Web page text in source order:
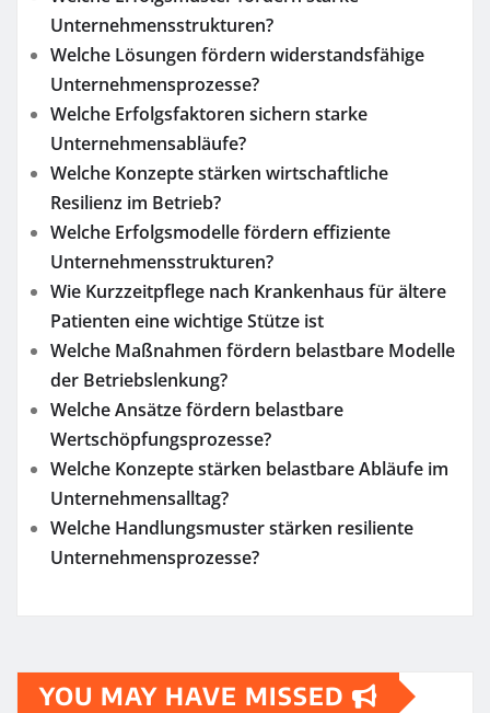
Unternehmensstrukturen?
Welche Lösungen fördern widerstandsfähige
Unternehmensprozesse?
Welche Erfolgsfaktoren sichern starke
Unternehmensabläufe?
Welche Konzepte stärken wirtschaftliche
Resilienz im Betrieb?
Welche Erfolgsmodelle fördern effiziente
Unternehmensstrukturen?
Wie Kurzzeitpflege nach Krankenhaus für ältere
Patienten eine wichtige Stütze ist
Welche Maßnahmen fördern belastbare Modelle
der Betriebslenkung?
Welche Ansätze fördern belastbare
Wertschöpfungsprozesse?
Welche Konzepte stärken belastbare Abläufe im
Unternehmensalltag?
Welche Handlungsmuster stärken resiliente
Unternehmensprozesse?
YOU MAY HAVE MISSED